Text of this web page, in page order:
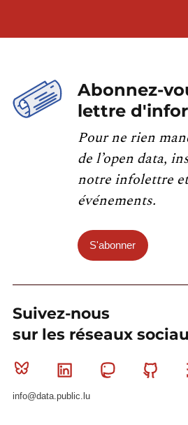
Abonnez-
lettre
Pour ne rien
de l’open data,
notre infolettre
événements.
S'abonner
Suivez-nous
sur les réseaux
Bluesky Linkedin Mastodon
info@data.public.lu